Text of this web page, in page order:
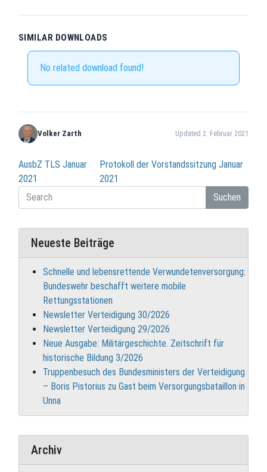
SIMILAR DOWNLOADS
No related download found!
Volker Zarth Updated 2. Februar 2021
Beitragsnavigation
AusbZ TLS Januar
2021
Protokoll der Vorstandssitzung Januar
2021
Suchen
Neueste Beiträge
Schnelle und lebensrettende Verwundetenversorgung:
Bundeswehr beschafft weitere mobile
Rettungsstationen
Newsletter Verteidigung 30/2026
Newsletter Verteidigung 29/2026
Neue Ausgabe: Militärgeschichte. Zeitschrift für
historische Bildung 3/2026
Truppenbesuch des Bundesministers der Verteidigung
– Boris Pistorius zu Gast beim Versorgungsbataillon in
Unna
Archiv